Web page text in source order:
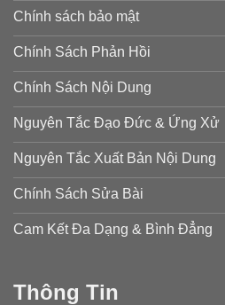
Chính sách bảo mật
Chính Sách Phản Hồi
Chính Sách Nội Dung
Nguyên Tắc Đạo Đức & Ứng Xử
Nguyên Tắc Xuất Bản Nội Dung
Chính Sách Sửa Bài
Cam Kết Đa Dạng & Bình Đẳng
Thông Tin